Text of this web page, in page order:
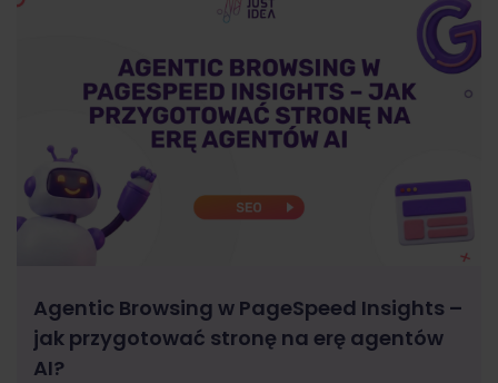
Agentic Browsing w PageSpeed Insights –
jak przygotować stronę na erę agentów
AI?